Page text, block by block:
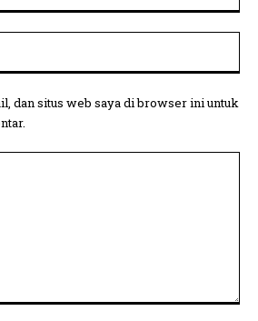
dan situs web saya di browser ini untuk